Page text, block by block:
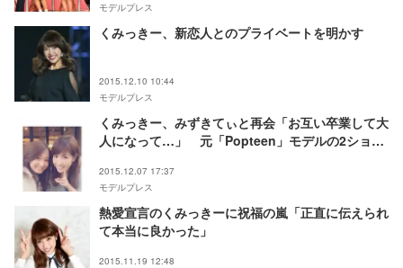
モデルプレス
くみっきー、新恋人とのプライベートを明かす
2015.12.10 10:44
モデルプレス
くみっきー、みずきてぃと再会「お互い卒業して大
人になって…」 元「Popteen」モデルの2ショッ
2015.12.07 17:37
モデルプレス
熱愛宣言のくみっきーに祝福の嵐「正直に伝えられ
て本当に良かった」
2015.11.19 12:48